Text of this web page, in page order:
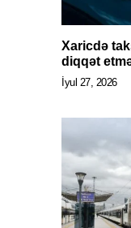
Xaricdə
diqqət
İyul 27, 2026